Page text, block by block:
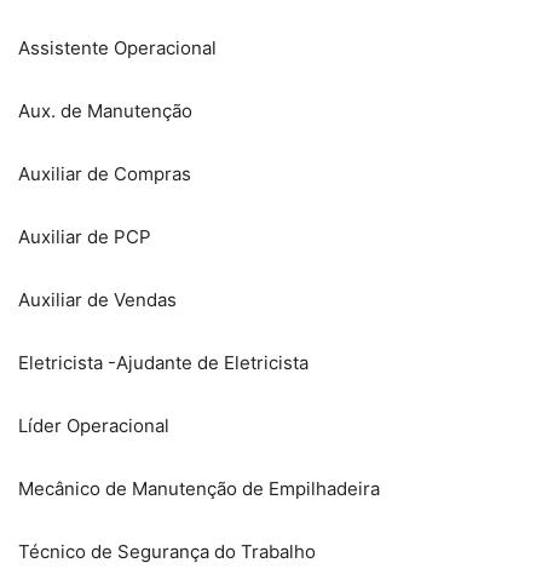
Assistente Operacional
Aux. de Manutenção
Auxiliar de Compras
Auxiliar de PCP
Auxiliar de Vendas
Eletricista -Ajudante de Eletricista
Líder Operacional
Mecânico de Manutenção de Empilhadeira
Técnico de Segurança do Trabalho